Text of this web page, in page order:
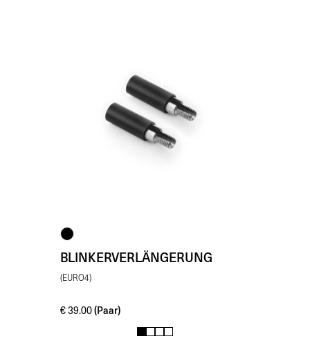
BLINKERVERLÄNGERUNG
(EURO4)
€39.00 (Paar)
1 2 3 4